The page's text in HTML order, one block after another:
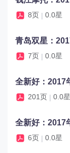
8页 | 0.0星
青岛双星：
7页 | 0.0星
全新好：2017
201页 | 0.0星
全新好：2017
6页 | 0.0星